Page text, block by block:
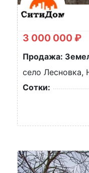
3 000 000 ₽
Продажа:
село Лесновка,
Сотки: